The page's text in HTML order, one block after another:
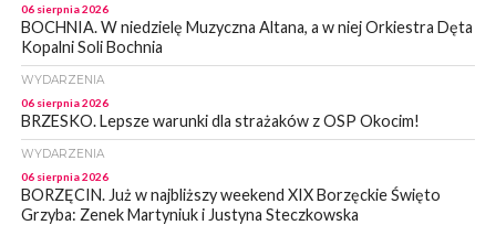
06 sierpnia 2026
BOCHNIA. W niedzielę Muzyczna Altana, a w niej Orkiestra Dęta
Kopalni Soli Bochnia
WYDARZENIA
06 sierpnia 2026
BRZESKO. Lepsze warunki dla strażaków z OSP Okocim!
WYDARZENIA
06 sierpnia 2026
BORZĘCIN. Już w najbliższy weekend XIX Borzęckie Święto
Grzyba: Zenek Martyniuk i Justyna Steczkowska